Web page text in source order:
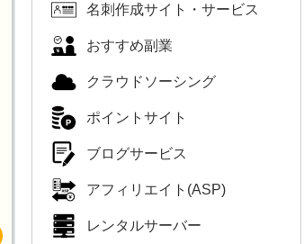
名刺作成サイト・サービス
おすすめ副業
クラウドソーシング
ポイントサイト
ブログサービス
アフィリエイト(ASP)
レンタルサーバー